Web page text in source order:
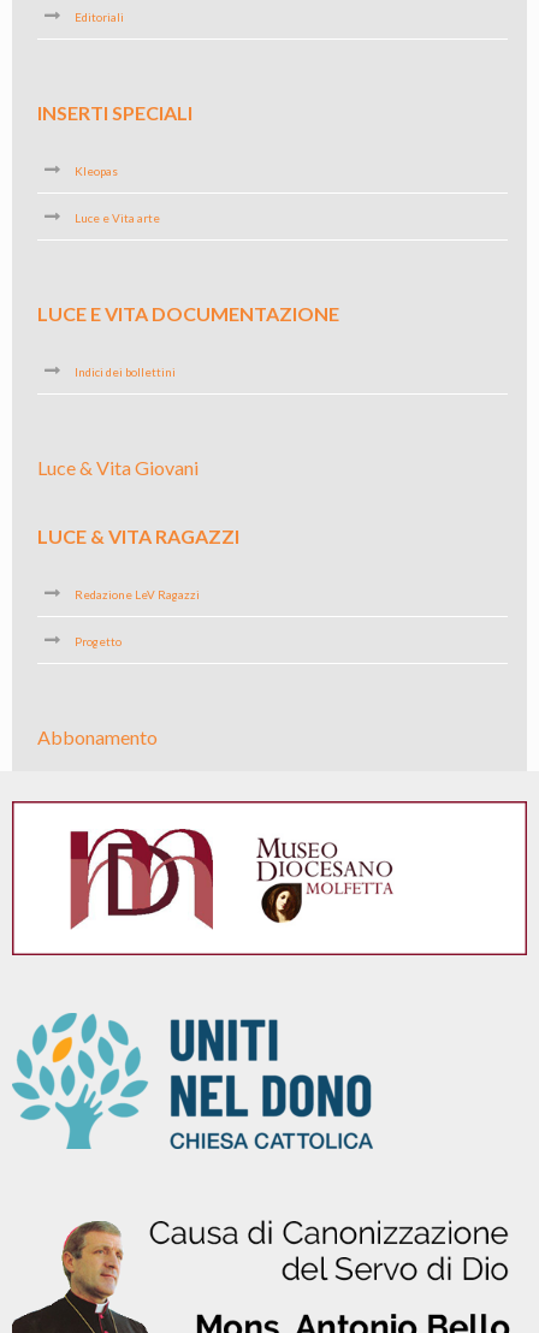
Editoriali
INSERTI SPECIALI
Kleopas
Luce e Vita arte
LUCE E VITA DOCUMENTAZIONE
Indici dei bollettini
Luce & Vita Giovani
LUCE & VITA RAGAZZI
Redazione LeV Ragazzi
Progetto
Abbonamento